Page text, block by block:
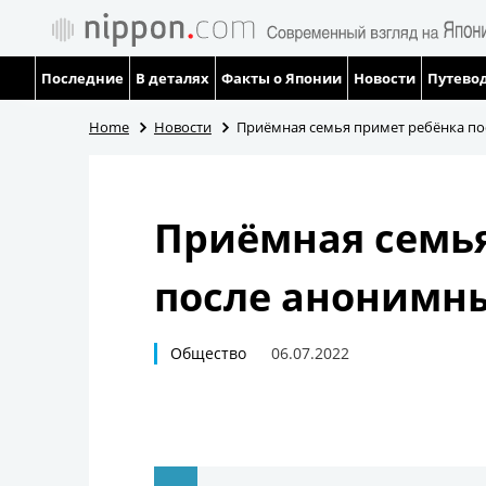
Последние В деталях Факты о Японии Новости
Home Новости Приёмная семья примет ребёнка
Приёмная
после
Общество 06.07.2022